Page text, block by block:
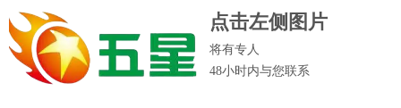
点击左侧图片
将有专人
48小时内与您联系